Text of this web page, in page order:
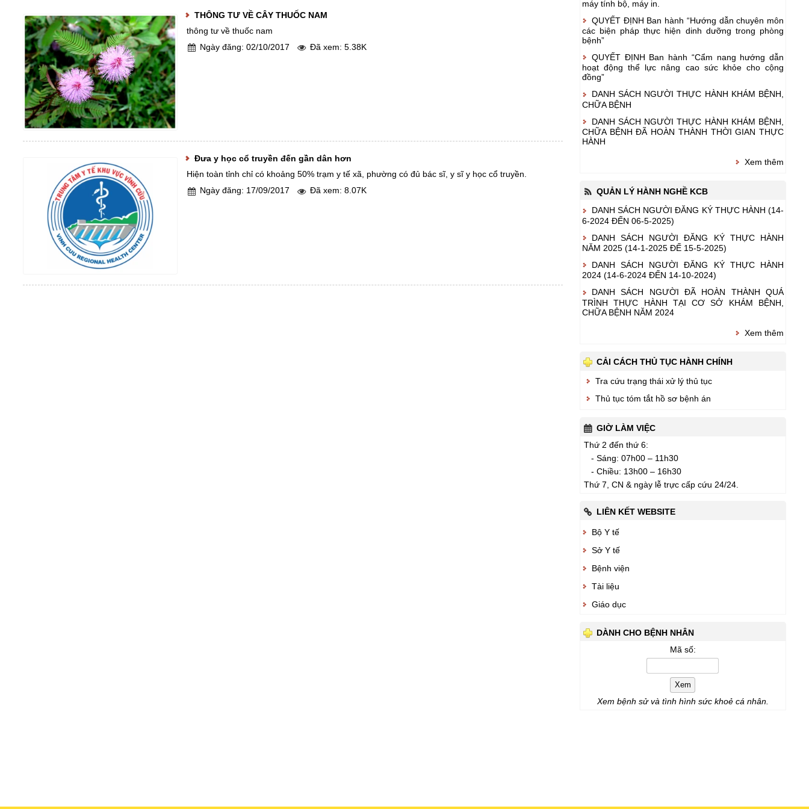
Các phòng chức năng
Đảng ủy
Hoạt động chuyên môn
Hình ảnh hoạt động
Xét nghiệm
Chẩn đoán hình ảnh
THÔNG TƯ VỀ CÂY THUỐC NAM
thông tư về thuốc nam
Ngày đăng: 02/10/2017
Đã xem: 5.38K
Đưa y học cổ truyền đến gần dân hơn
Hiện toàn tỉnh chỉ có khoảng 50% trạm y tế xã, phường có đủ bác sĩ, y sĩ y học cổ truyền.
Ngày đăng: 17/09/2017
Đã xem: 8.07K
máy tính bộ, máy in.
QUYẾT ĐỊNH Ban hành “Hướng dẫn chuyên môn
các biện pháp thực hiện dinh dưỡng trong phòng
bệnh”
QUYẾT ĐỊNH Ban hành “Cẩm nang hướng dẫn
hoạt động thể lực nâng cao sức khỏe cho cộng
đồng”
DANH SÁCH NGƯỜI THỰC HÀNH KHÁM BỆNH,
CHỮA BỆNH
DANH SÁCH NGƯỜI THỰC HÀNH KHÁM BỆNH,
CHỮA BỆNH ĐÃ HOÀN THÀNH THỜI GIAN THỰC
HÀNH
Xem thêm
QUẢN LÝ HÀNH NGHỀ KCB
DANH SÁCH NGƯỜI ĐĂNG KÝ THỰC HÀNH (14-
6-2024 ĐẾN 06-5-2025)
DANH SÁCH NGƯỜI ĐĂNG KÝ THỰC HÀNH
NĂM 2025 (14-1-2025 ĐẾ 15-5-2025)
DANH SÁCH NGƯỜI ĐĂNG KÝ THỰC HÀNH
2024 (14-6-2024 ĐẾN 14-10-2024)
DANH SÁCH NGƯỜI ĐÃ HOÀN THÀNH QUÁ
TRÌNH THỰC HÀNH TẠI CƠ SỞ KHÁM BỆNH,
CHỮA BỆNH NĂM 2024
Xem thêm
CẢI CÁCH THỦ TỤC HÀNH CHÍNH
Tra cứu trạng thái xử lý thủ tục
Thủ tục tóm tắt hồ sơ bệnh án
GIỜ LÀM VIỆC
Thứ 2 đến thứ 6:
- Sáng: 07h00 – 11h30
- Chiều: 13h00 – 16h30
Thứ 7, CN & ngày lễ trực cấp cứu 24/24.
LIÊN KẾT WEBSITE
Bộ Y tế
Sở Y tế
Bệnh viện
Tài liệu
Giáo dục
DÀNH CHO BỆNH NHÂN
Mã số:
Xem
Xem bệnh sử và tình hình sức khoẻ cá nhân.